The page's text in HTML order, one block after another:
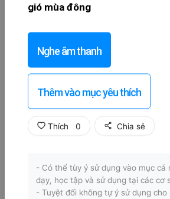
gió mùa đông
Nghe âm thanh
Thêm vào mục yêu thích
Thích 0 Chia sẻ
- Có thể tùy ý sử dụng vào mục cá
dạy, học tập và sử dụng tại các cơ
- Tuyệt đối không tự ý sử dụng cho